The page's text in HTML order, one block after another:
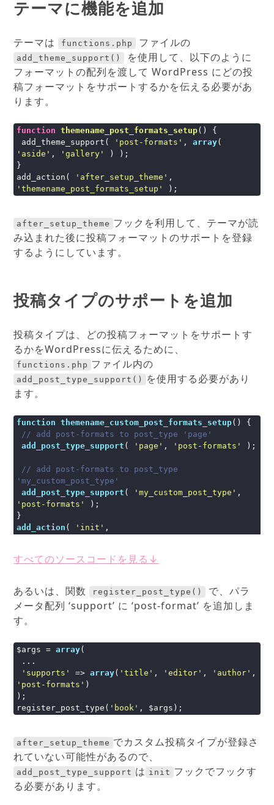
テーマに機能を追加
テーマは functions.php ファイルの
add_theme_support()
を使用して、以下のように
フォーマットの配列を渡して WordPress にどの投
稿フォーマットをサポートするかを伝える必要があ
ります。
function themename_post_formats_setup()
{
add_theme_support(
'post-formats' , array
'aside' , 'gallery'
) );
}
add_action(
'after_setup_theme'
'themename_post_formats_setup'
);
after_setup_theme フックを利用して、テーマが読
み込まれた後に投稿フォーマットのサポートを登録
するようにしています。
投稿タイプのサポートを追加
投稿タイプは、どの投稿フォーマットをサポートす
るかをWordPressに伝えるために、
functions.php ファイル内の
add_post_type_support()
を使用する必要があり
ます。
function themename_custom_post_formats_setup() {
// add post-formats to post_type 'page'
add_post_type_support ( 'page' , 'post-formats' );
// add post-formats to post_type
'my_custom_post_type'
add_post_type_support ( 'my_custom_post_type'
'post-formats'
);
add_action ( 'init'
すべてのソースコードを見る↓
あるいは、関数 register_post_type()
で、パラ
メータ配列 ‘support’ に ‘post-format’ を追加しま
す。
$args = array(
'supports'
=> array( 'title' , 'editor' , 'author'
'post-formats' )
);
register_post_type( 'book' , $args);
after_setup_theme でカスタム投稿タイプが登録さ
れていない可能性があるので、
add_post_type_support は init フックでフックす
る必要があります。